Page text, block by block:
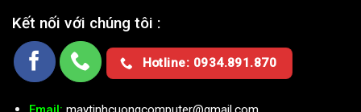
Kết nối với chúng tôi :
Hotline: 0934.891.870